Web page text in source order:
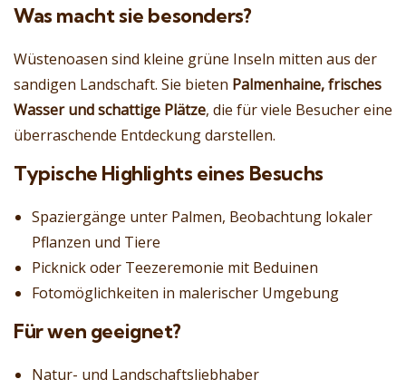
Was macht sie besonders?
Wüstenoasen sind kleine grüne Inseln mitten aus der
sandigen Landschaft. Sie bieten Palmenhaine, frisches
Wasser und schattige Plätze, die für viele Besucher eine
überraschende Entdeckung darstellen.
Typische Highlights eines Besuchs
Spaziergänge unter Palmen, Beobachtung lokaler
Pflanzen und Tiere
Picknick oder Teezeremonie mit Beduinen
Fotomöglichkeiten in malerischer Umgebung
Für wen geeignet?
Natur- und Landschaftsliebhaber